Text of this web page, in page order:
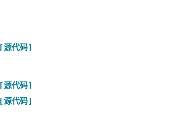
[源代码]
[源代码]
[源代码]